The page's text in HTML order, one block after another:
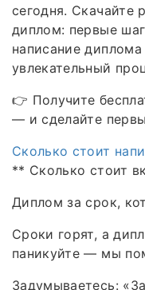
сегодня. Скачайте
диплом: первые
написание
увлекательный
👉 Получите
— и сделайте
Сколько стоит
** Сколько стоит
Диплом за срок,
Сроки горят, а
паникуйте — мы
Задумываетесь: